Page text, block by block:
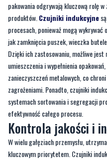
pakowania odgrywają kluczową rolę
produktów.Czujniki indukcyjne
procesach, ponieważ mogą
jak zamknięcia puszek, wieczka
Dzięki ich zastosowaniu, możliwe
umieszczenia i wypełnienia
zanieczyszczeń metalowych, co
zagrożeniami. Ponadto, czujniki
systemach sortowania i segregacji
efektywność całego procesu.
Kontrola jakości i
W wielu gałęziach przemysłu,
kluczowym priorytetem. Czujniki